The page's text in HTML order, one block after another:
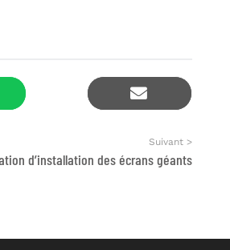
Suivant >
d’installation des écrans géants